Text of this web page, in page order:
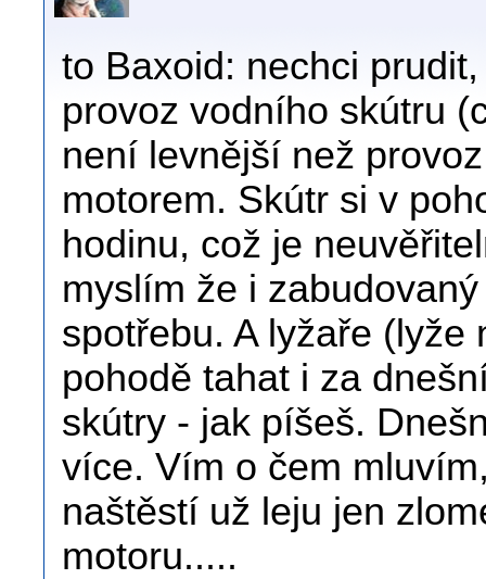
to Baxoid: nechci
provoz vodního skútru
není levnější než
motorem. Skútr si v
hodinu, což je
myslím že i
spotřebu. A lyžaře (lyže
pohodě tahat i za
skútry - jak píšeš.
více. Vím o čem
naštěstí už leju jen
motoru.....